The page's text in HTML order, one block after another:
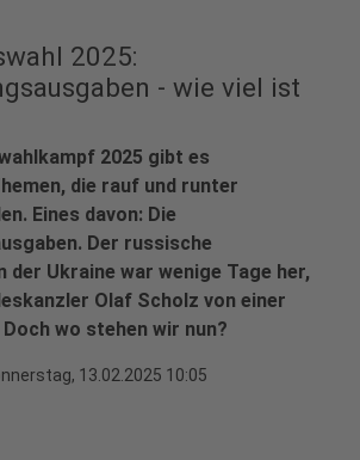
2025:
- wie viel ist
2025 gibt es
die rauf und runter
Eines davon: Die
Der russische
Ukraine war wenige Tage her,
Olaf Scholz von einer
wo stehen wir nun?
13.02.2025 10:05